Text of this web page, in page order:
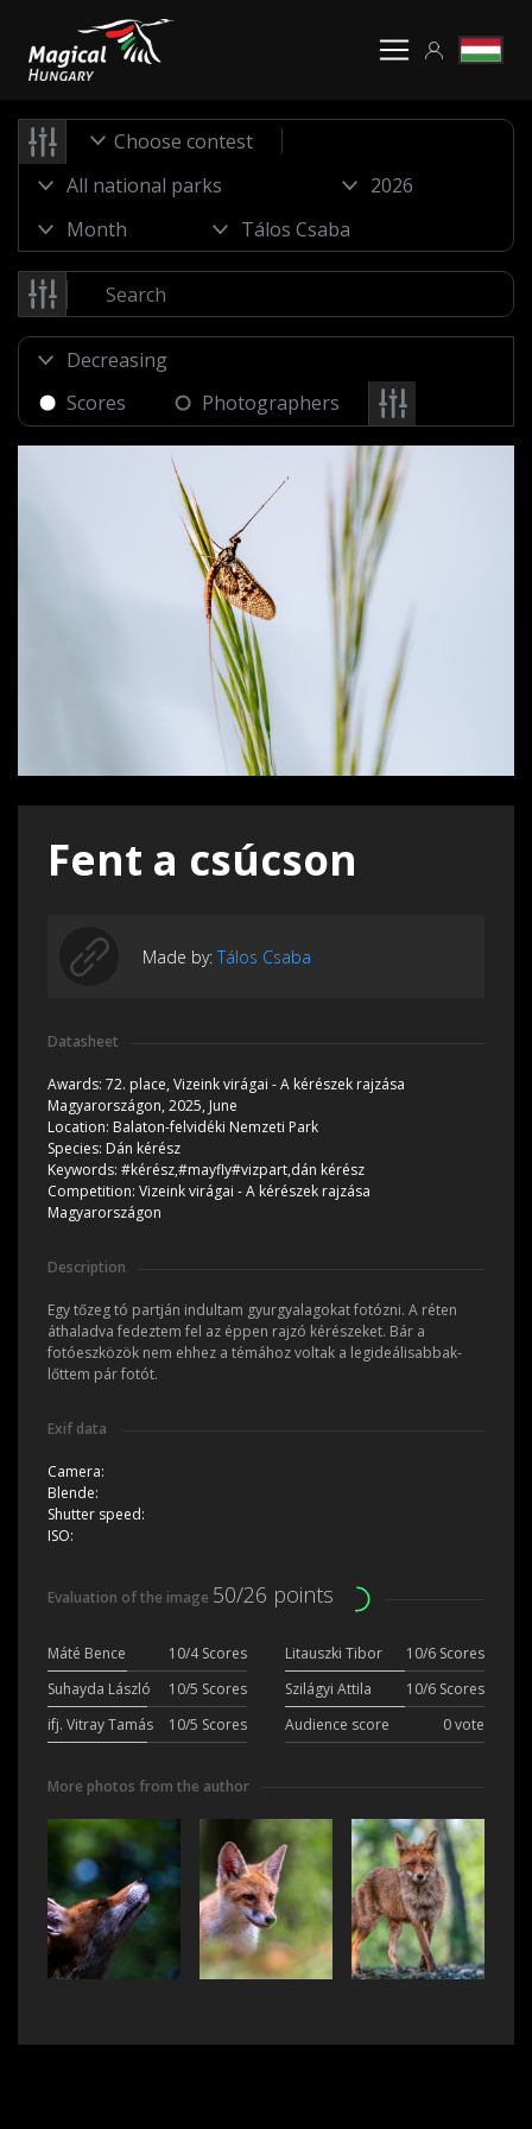
Choose contest
Scores Photographers
Fent a csúcson
Made by: Tálos Csaba
Datasheet
Awards: 72. place, Vizeink virágai - A kérészek rajzása
Magyarországon, 2025, June
Location: Balaton-felvidéki Nemzeti Park
Species: Dán kérész
Keywords: #kérész,#mayfly#vizpart,dán kérész
Competition: Vizeink virágai - A kérészek rajzása
Magyarországon
Description
Egy tőzeg tó partján indultam gyurgyalagokat fotózni. A réten
áthaladva fedeztem fel az éppen rajzó kérészeket. Bár a
fotóeszközök nem ehhez a témához voltak a legideálisabbak-
lőttem pár fotót.
Exif data
Camera:
Blende:
Shutter speed:
ISO:
Evaluation of the image 50/26 points
Máté Bence 10/4 Scores Litauszki Tibor
10/6 Scores
Suhayda László
10/5 Scores Szilágyi Attila
10/6 Scores
ifj. Vitray Tamás
10/5 Scores Audience score 0 vote
More photos from the author